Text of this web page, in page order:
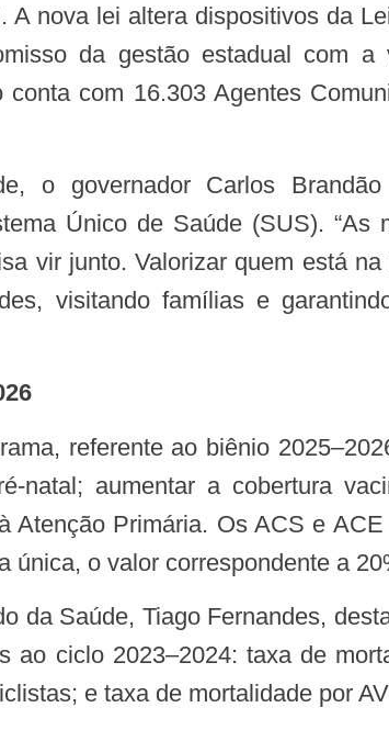
A nova lei altera dispositivos da
da gestão estadual com
conta com 16.303 Agentes
Único de Saúde (SUS).
vir junto. Valorizar quem está
visitando famílias e
natal; aumentar a cobertura
Atenção Primária. Os ACS e
única, o valor correspondente a
ao ciclo 2023–2024: taxa de
e taxa de mortalidade por